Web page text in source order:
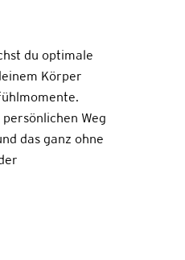
du optimale
Körper
Weg
das ganz ohne